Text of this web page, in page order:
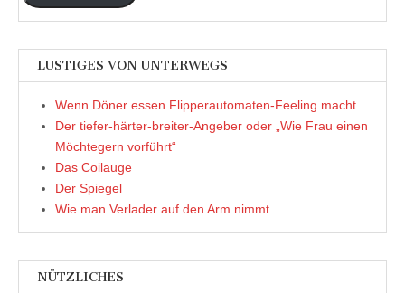
LUSTIGES VON UNTERWEGS
Wenn Döner essen Flipperautomaten-Feeling macht
Der tiefer-härter-breiter-Angeber oder „Wie Frau einen
Möchtegern vorführt“
Das Coilauge
Der Spiegel
Wie man Verlader auf den Arm nimmt
NÜTZLICHES